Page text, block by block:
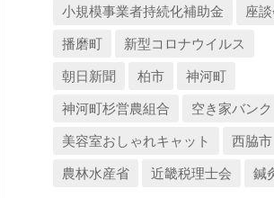
小規模事業者持続化補助金
座
播磨町
新型コロナウイルス
朝日新聞
柏市
神河町
神河町杉営農組合
空き家バンク
美容室おしゃれキャット
西脇市
農林水産省
近畿税理士会 鍼